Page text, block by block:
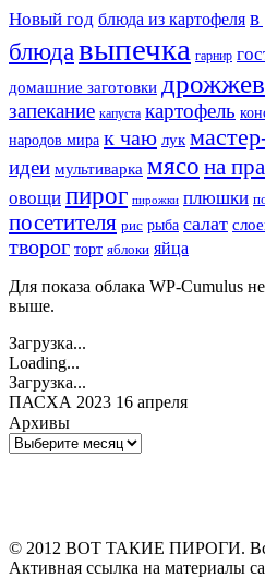
Новый год блюда из картофеля в
блюдавыпечка гарнир
домашние заготовки
запекание капуста картофель
народов мира к чаю лук
идеи мультиварка мясо на
овощи пирог пирожки плюшки
посетителя рис рыба салат
творог торт яблоки яйца
Для показа облака WP-Cumulus
выше.
Загрузка...
Loading...
Загрузка...
ПАСХА 2023 16 апреля
Архивы
Архивы
© 2012 ВОТ ТАКИЕ ПИРОГИ.
Активная ссылка на материалы